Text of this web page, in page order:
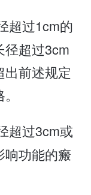
超过1cm的
径超过3cm
前述规定
超过3cm或
响功能的瘢